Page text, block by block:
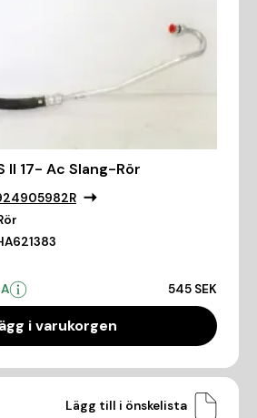
II 17- Ac Slang-Rör
545 SEK
i varukorgen
Lägg till i önskelista